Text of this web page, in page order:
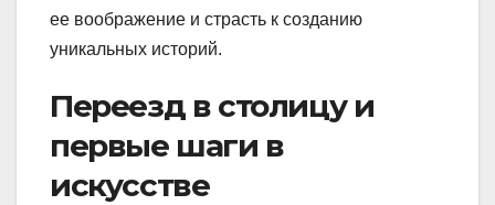
ее воображение и страсть к созданию
уникальных историй.
Переезд в столицу и
первые шаги в
искусстве